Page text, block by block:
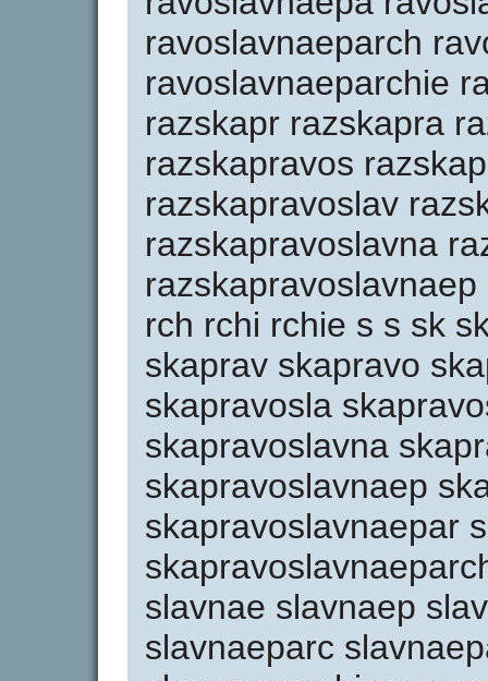
ravoslavnaeparch
ravoslavnaeparchie
razskapr razskapra
razskapravos
razskapravoslav
razskapravoslavna
rch rchi rchie s s sk
skaprav skapravo
skapravosla
skapravoslavna
skapravoslavnaep
skapravoslavnaepar
slavnae slavnaep
slavnaeparc